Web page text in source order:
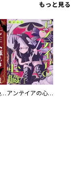
もっと見る
ご主人様には吸わせません！ 【連載版】 アンテイアの心臓 【連載版】